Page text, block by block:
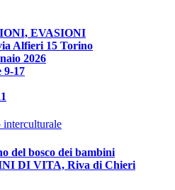
EVASIONI
Alfieri 15 Torino
2026
9-17
interculturale
del bosco dei bambini
DI VITA, Riva di Chieri